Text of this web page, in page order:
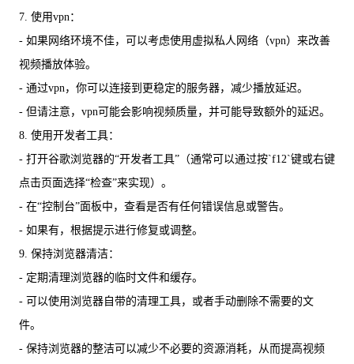
7. 使用vpn：
- 如果网络环境不佳，可以考虑使用虚拟私人网络（vpn）来改善
视频播放体验。
- 通过vpn，你可以连接到更稳定的服务器，减少播放延迟。
- 但请注意，vpn可能会影响视频质量，并可能导致额外的延迟。
8. 使用开发者工具：
- 打开谷歌浏览器的“开发者工具”（通常可以通过按`f12`键或右键
点击页面选择“检查”来实现）。
- 在“控制台”面板中，查看是否有任何错误信息或警告。
- 如果有，根据提示进行修复或调整。
9. 保持浏览器清洁：
- 定期清理浏览器的临时文件和缓存。
- 可以使用浏览器自带的清理工具，或者手动删除不需要的文
件。
- 保持浏览器的整洁可以减少不必要的资源消耗，从而提高视频